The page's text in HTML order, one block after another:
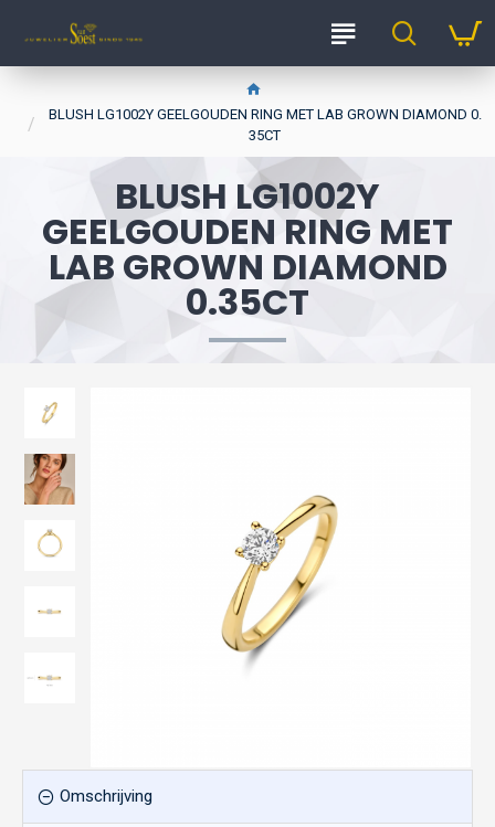
BLUSH LG1002Y GEELGOUDEN RING MET LAB GROWN DIAMOND 0.
35CT
BLUSH LG1002Y
GEELGOUDEN RING MET
LAB GROWN DIAMOND
0.35CT
Omschrijving